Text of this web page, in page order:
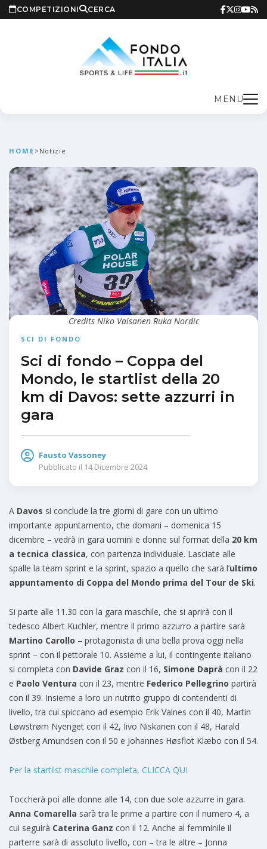
COMPETIZIONI CERCA
MENU
HOME > Notizie
SCI DI FONDO
Sci di fondo – Coppa del
Mondo, le startlist della 20
km di Davos: sette azzurri in
gara
Fausto Vassoney
Pubblicato il 14 Dicembre 2024
Credits Niko Vaisanen Ruka Nordic
A Davos si conclude la tre giorni di gare con un ultimo
importante appuntamento, che domani – domenica 15
dicembre – vedrà in gara uomini e donne sul format della 20 km
a tecnica classica, con partenza individuale. Lasciate alle
spalle la team sprint e la sprint, spazio a quello che sarà l’ultimo
appuntamento di Coppa del Mondo prima del Tour de Ski.
Si parte alle 11.30 con la gara maschile, che si aprirà con il
tedesco Albert Kuchler, mentre il primo azzurro a partire sarà
Martino Carollo – protagonista di una bella prova oggi nella
sprint – con il pettorale 10. Assieme a lui, il contingente italiano
si completa con Davide Graz con il 16, Simone Daprà con il 22
e Paolo Ventura con il 23, mentre Federico Pellegrino partirà
con il 39. Insieme a loro un nutrito gruppo di contendenti di
livello, tra cui spiccano ad esempio Erik Valnes con il 40, Martin
Løwstrøm Nyenget con il 42, Iivo Niskanen con il 48, Harald
Østberg Amundsen con il 50 e Johannes Høsflot Klæbo con il 54.
Per la startlist maschile completa, CLICCA QUI
Toccherà poi alle donne alle 14, con due sole azzurre in gara.
Anna Comarella sarà tra le prime a partire con il numero 4, a
cui seguirà Caterina Ganz con il 12. Anche al femminile il
parterre sarà di assoluto livello, con – tra le altre – Jonna